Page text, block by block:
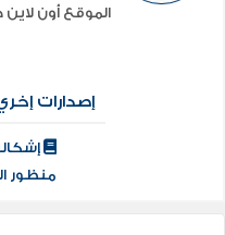
الموقع أون
إصدارات
منظور